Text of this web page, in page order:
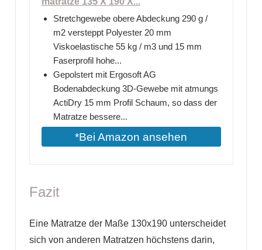
Stretchgewebe obere Abdeckung 290 g /
m2 versteppt Polyester 20 mm
Viskoelastische 55 kg / m3 und 15 mm
Faserprofil hohe...
Gepolstert mit Ergosoft AG
Bodenabdeckung 3D-Gewebe mit atmungs
ActiDry 15 mm Profil Schaum, so dass der
Matratze bessere...
*Bei Amazon ansehen
Fazit
Eine Matratze der Maße 130x190 unterscheidet
sich von anderen Matratzen höchstens darin,